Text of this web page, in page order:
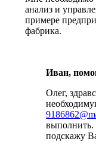
анализ и
примере
фабрика.
Иван,
Олег,
выполнить.
подскажу